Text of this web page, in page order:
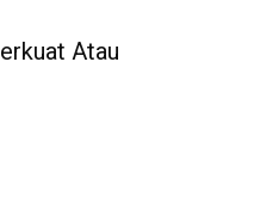
Atau